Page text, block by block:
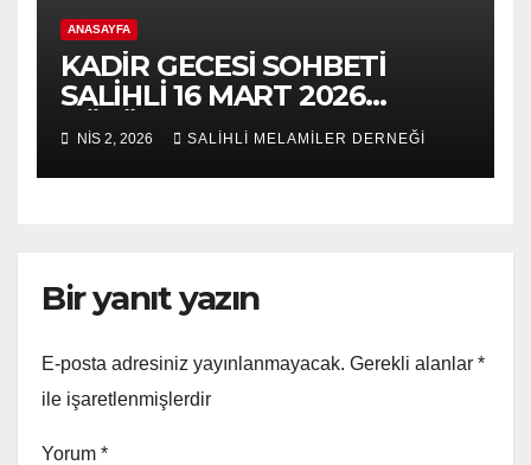
ANASAYFA
KADİR GECESİ SOHBETİ
SALİHLİ 16 MART 2026
BÖLÜM 2
NIS 2, 2026 SALİHLİ MELAMİLER DERNEĞİ
Bir yanıt yazın
E-posta adresiniz yayınlanmayacak. Gerekli alanlar *
ile işaretlenmişlerdir
Yorum *